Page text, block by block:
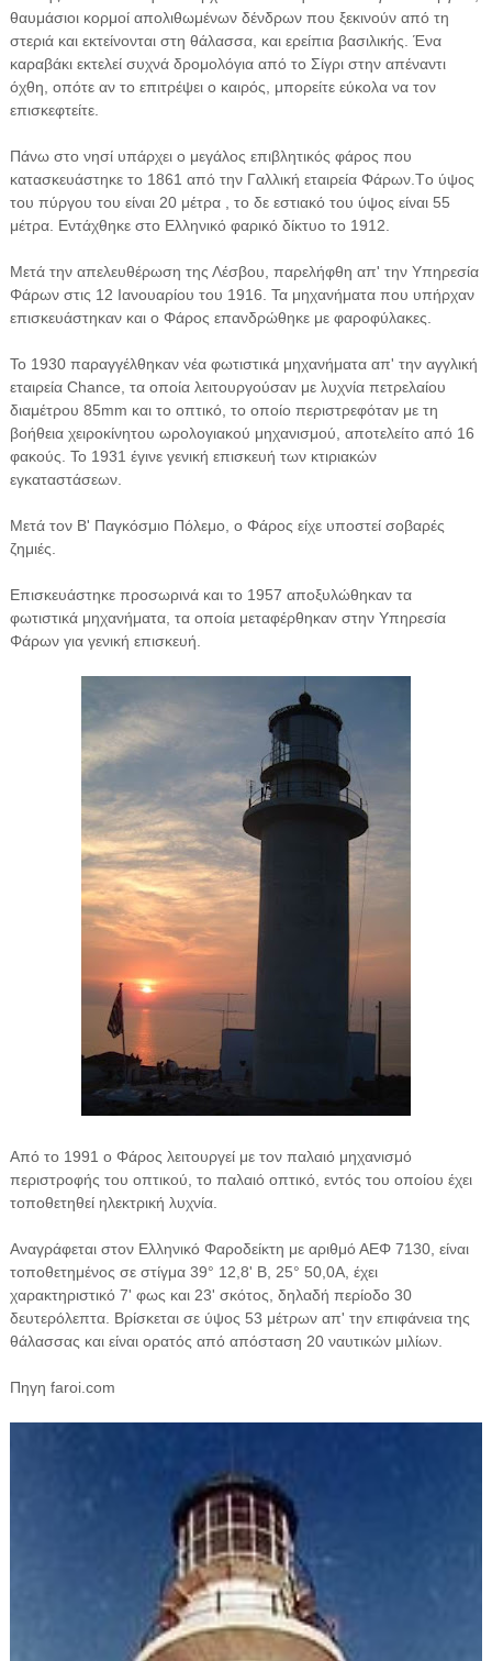
θαυμάσιοι κορμοί απολιθωμένων δένδρων που ξεκινούν από τη
στεριά και εκτείνονται στη θάλασσα, και ερείπια βασιλικής. Ένα
καραβάκι εκτελεί συχνά δρομολόγια από το Σίγρι στην απέναντι
όχθη, οπότε αν το επιτρέψει ο καιρός, μπορείτε εύκολα να τον
επισκεφτείτε.
Πάνω στο νησί υπάρχει ο μεγάλος επιβλητικός φάρος που
κατασκευάστηκε το 1861 από την Γαλλική εταιρεία Φάρων.Tο ύψος
του πύργου του είναι 20 μέτρα , το δε εστιακό του ύψος είναι 55
μέτρα. Eντάχθηκε στο Ελληνικό φαρικό δίκτυο το 1912.
Μετά την απελευθέρωση της Λέσβου, παρελήφθη απ' την Υπηρεσία
Φάρων στις 12 Ιανουαρίου του 1916. Τα μηχανήματα που υπήρχαν
επισκευάστηκαν και ο Φάρος επανδρώθηκε με φαροφύλακες.
Το 1930 παραγγέλθηκαν νέα φωτιστικά μηχανήματα απ' την αγγλική
εταιρεία Chance, τα οποία λειτουργούσαν με λυχνία πετρελαίου
διαμέτρου 85mm και το οπτικό, το οποίο περιστρεφόταν με τη
βοήθεια χειροκίνητου ωρολογιακού μηχανισμού, αποτελείτο από 16
φακούς. Το 1931 έγινε γενική επισκευή των κτιριακών
εγκαταστάσεων.
Μετά τον Β' Παγκόσμιο Πόλεμο, ο Φάρος είχε υποστεί σοβαρές
ζημιές.
Επισκευάστηκε προσωρινά και το 1957 αποξυλώθηκαν τα
φωτιστικά μηχανήματα, τα οποία μεταφέρθηκαν στην Υπηρεσία
Φάρων για γενική επισκευή.
Από το 1991 ο Φάρος λειτουργεί με τον παλαιό μηχανισμό
περιστροφής του οπτικού, το παλαιό οπτικό, εντός του οποίου έχει
τοποθετηθεί ηλεκτρική λυχνία.
Αναγράφεται στον Ελληνικό Φαροδείκτη με αριθμό ΑΕΦ 7130, είναι
τοποθετημένος σε στίγμα 39° 12,8' Β, 25° 50,0Α, έχει
χαρακτηριστικό 7' φως και 23' σκότος, δηλαδή περίοδο 30
δευτερόλεπτα. Βρίσκεται σε ύψος 53 μέτρων απ' την επιφάνεια της
θάλασσας και είναι ορατός από απόσταση 20 ναυτικών μιλίων.
Πηγη faroi.com